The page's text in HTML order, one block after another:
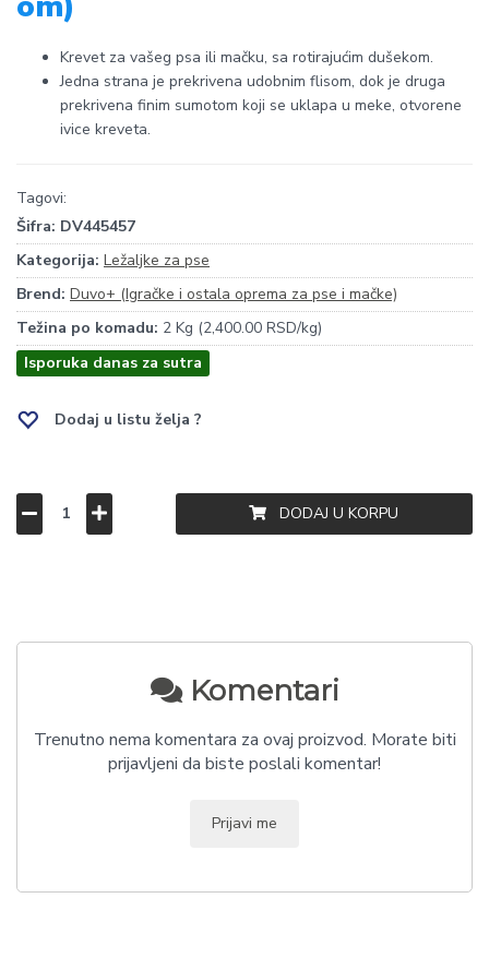
Krevet za vašeg psa ili mačku, sa rotirajućim dušekom.
Jedna strana je prekrivena udobnim flisom, dok je druga
prekrivena finim sumotom koji se uklapa u meke, otvorene
ivice kreveta.
Tagovi:
Šifra: DV445457
Kategorija: Ležaljke za pse
Brend: Duvo+ (Igračke i ostala oprema za pse i mačke)
Težina po komadu: 2 Kg (2,400.00 RSD/kg)
Isporuka danas za sutra
Dodaj u listu želja ?
DODAJ U KORPU
Komentari
Trenutno nema komentara za ovaj proizvod. Morate biti
prijavljeni da biste poslali komentar!
Prijavi me